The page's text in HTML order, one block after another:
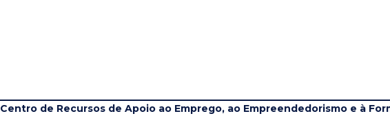
Centro de Recursos de Apoio ao Emprego, ao Empreendedorismo e à